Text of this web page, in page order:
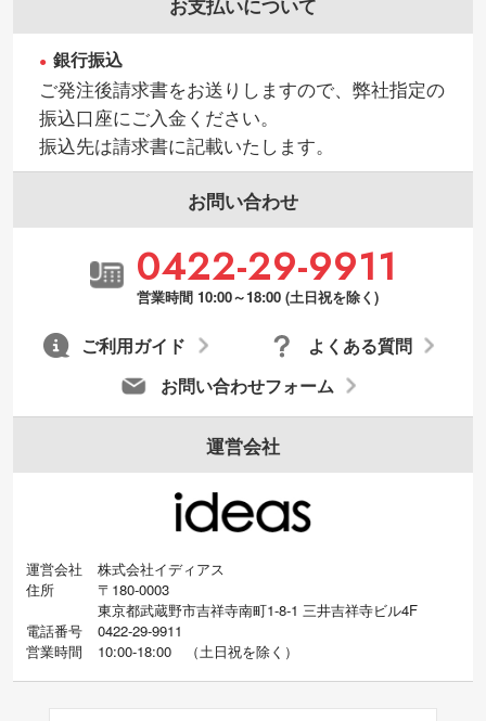
お支払いについて
銀行振込
ご発注後請求書をお送りしますので、弊社指定の
振込口座にご入金ください。
振込先は請求書に記載いたします。
お問い合わせ
0422-29-9911
営業時間 10:00～18:00 (土日祝を除く)
お問い合わせフォーム
よくある質問
ご利用ガイド
運営会社
運営会社
株式会社イディアス
住所
〒180-0003
東京都武蔵野市吉祥寺南町1-8-1 三井吉祥寺ビル4F
電話番号
0422-29-9911
営業時間
10:00-18:00 （土日祝を除く）